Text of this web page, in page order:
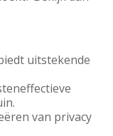
uitstekende
van privacy